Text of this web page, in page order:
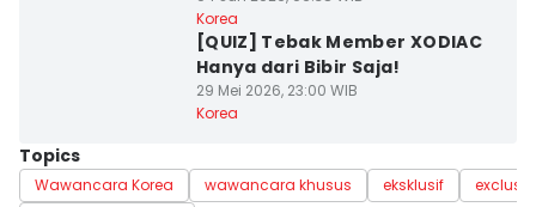
Korea
[QUIZ] Tebak Member XODIAC
Hanya dari Bibir Saja!
29 Mei 2026, 23:00 WIB
Korea
Topics
Wawancara Korea wawancara khusus eksklusif